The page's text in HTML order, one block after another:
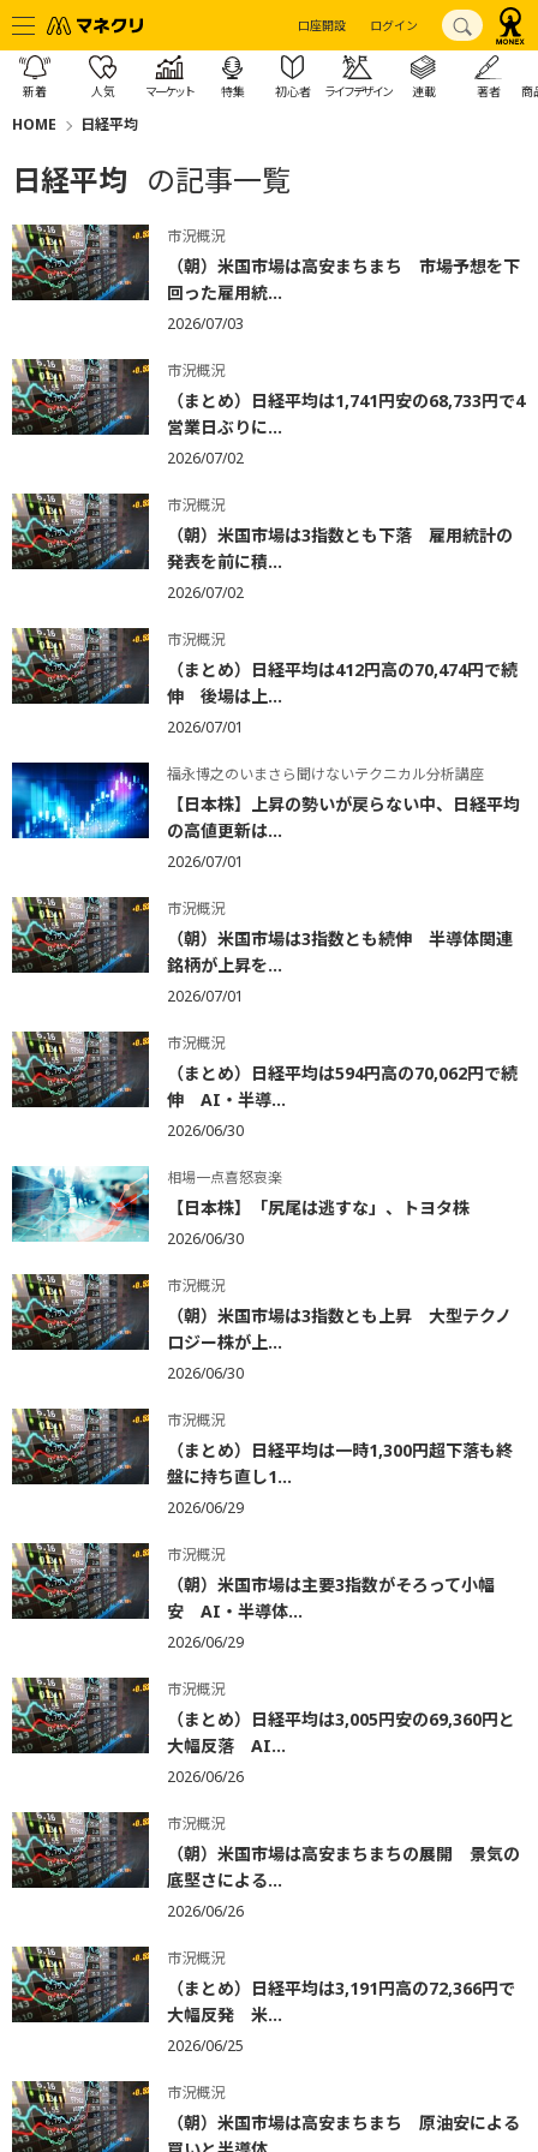
口座開設 ログイン
新着 人気 マーケット 特集 初心者 ライフデザイン 連載 著者 商
HOME 日経平均
日経平均 の記事一覧
市況概況
（朝）米国市場は高安まちまち 市場予想を下
回った雇用統...
2026/07/03
市況概況
（まとめ）日経平均は1,741円安の68,733円で4
営業日ぶりに...
2026/07/02
市況概況
（朝）米国市場は3指数とも下落 雇用統計の
発表を前に積...
2026/07/02
市況概況
（まとめ）日経平均は412円高の70,474円で続
伸 後場は上...
2026/07/01
福永博之のいまさら聞けないテクニカル分析講座
【日本株】上昇の勢いが戻らない中、日経平均
の高値更新は...
2026/07/01
市況概況
（朝）米国市場は3指数とも続伸 半導体関連
銘柄が上昇を...
2026/07/01
市況概況
（まとめ）日経平均は594円高の70,062円で続
伸 AI・半導...
2026/06/30
相場一点喜怒哀楽
【日本株】「尻尾は逃すな」、トヨタ株
2026/06/30
市況概況
（朝）米国市場は3指数とも上昇 大型テクノ
ロジー株が上...
2026/06/30
市況概況
（まとめ）日経平均は一時1,300円超下落も終
盤に持ち直し1...
2026/06/29
市況概況
（朝）米国市場は主要3指数がそろって小幅
安 AI・半導体...
2026/06/29
市況概況
（まとめ）日経平均は3,005円安の69,360円と
大幅反落 AI...
2026/06/26
市況概況
（朝）米国市場は高安まちまちの展開 景気の
底堅さによる...
2026/06/26
市況概況
（まとめ）日経平均は3,191円高の72,366円で
大幅反発 米...
2026/06/25
市況概況
（朝）米国市場は高安まちまち 原油安による